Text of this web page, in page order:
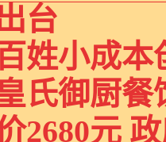
台
姓小成
氏御厨
2680元